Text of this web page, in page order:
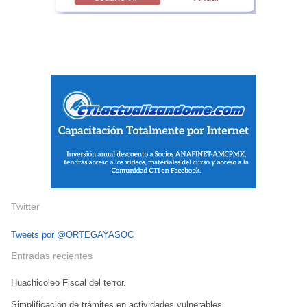
Twitter
Tweets por @ORTEGAYASOC
Entradas recientes
Huachicoleo Fiscal del terror.
Simplificación de trámites en actividades vulnerables